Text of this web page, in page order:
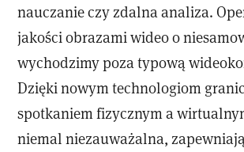
nauczanie czy zdalna analiza.
jakości obrazami wideo o
wychodzimy poza typową
Dzięki nowym technologiom
spotkaniem fizycznym a
niemal niezauważalna,